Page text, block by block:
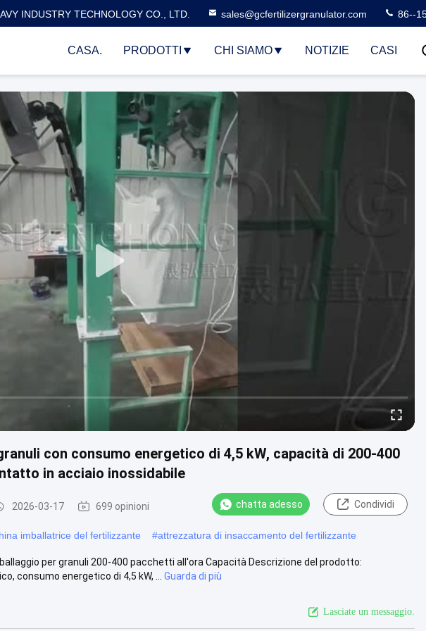
INDUSTRY TECHNOLOGY CO., LTD. sales@gcfertilizergranulator.com 86--
CASA. PRODOTTI CHI SIAMO NOTIZIE CASI
con consumo energetico di 4,5 kW, capacità di 200-400
in acciaio inossidabile
2026-03-17 699 opinioni chatta adesso Condividi
imballatrice del fertilizzante #attrezzatura di insaccamento del fertilizzante
per granuli 200-400 pacchetti all'ora Capacità Descrizione del prodotto:
consumo energetico di 4,5 kW, ...
Guarda di più
Lasciate un messaggio.